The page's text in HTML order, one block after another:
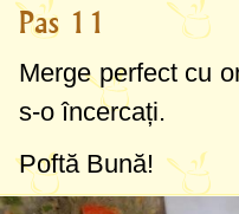
Pas 11
Merge perfect cu
s-o încercați.
Poftă Bună!